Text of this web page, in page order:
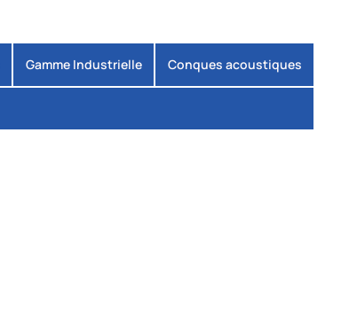
Gamme Industrielle Conques acoustiques